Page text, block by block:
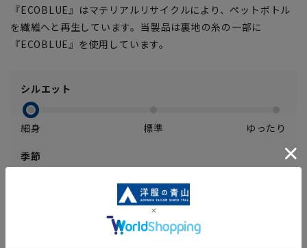
『ECOBLUE』はマテリアルリサイクルにより、ペットボトル
を繊維へと再生しています。当製品は裏地の糸の一部に
『ECOBLUE』を使用しています。
シルエット
細身 標準 ゆったり
季節
オールシーズン